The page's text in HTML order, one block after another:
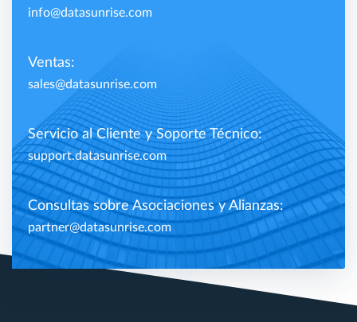
info@datasunrise.com
Ventas:
sales@datasunrise.com
Servicio al Cliente y Soporte Técnico:
support.datasunrise.com
Consultas sobre Asociaciones y Alianzas:
partner@datasunrise.com